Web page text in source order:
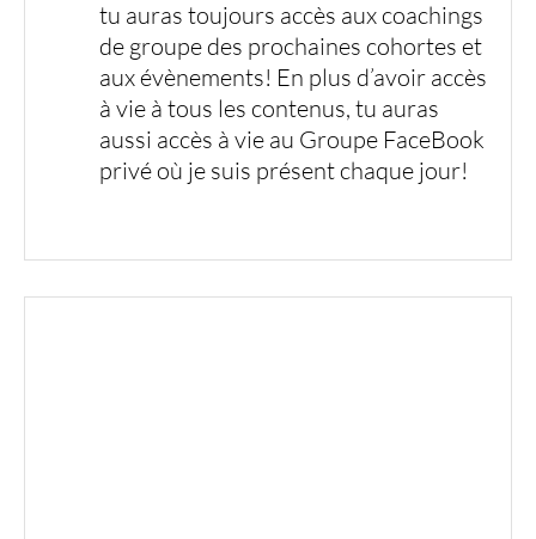
tu auras toujours accès aux coachings
de groupe des prochaines cohortes et
aux évènements! En plus d’avoir accès
à vie à tous les contenus, tu auras
aussi accès à vie au Groupe FaceBook
privé où je suis présent chaque jour!